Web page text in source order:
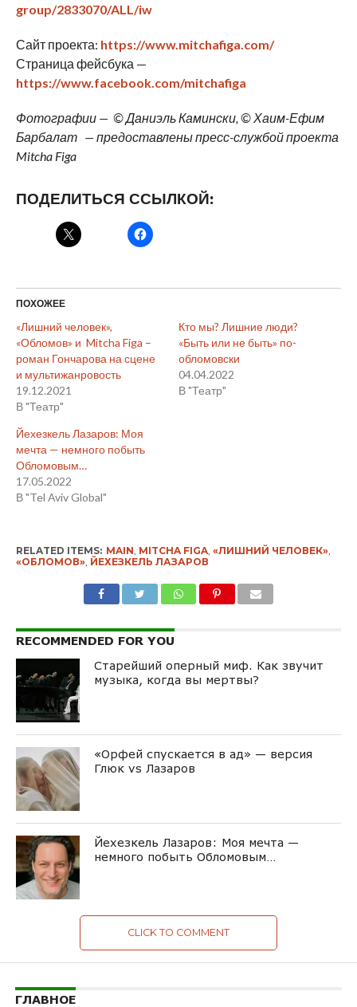
group/2833070/ALL/iw
Сайт проекта: https://www.mitchafiga.com/
Страница фейсбука —
https://www.facebook.com/mitchafiga
Фотографии — © Даниэль Камински, © Хаим-Ефим
Барбалат — предоставлены пресс-службой проекта
Mitcha Figa
ПОДЕЛИТЬСЯ ССЫЛКОЙ:
ПОХОЖЕЕ
«Лишний человек»,
«Обломов» и Mitcha Figa –
роман Гончарова на сцене
и мультижанровость
19.12.2021
В "Театр"
Кто мы? Лишние люди?
«Быть или не быть» по-
обломовски
04.04.2022
В "Театр"
Йехезкель Лазаров: Моя
мечта — немного побыть
Обломовым…
17.05.2022
В "Tel Aviv Global"
RELATED ITEMS: MAIN MITCHA FIGA, «ЛИШНИЙ ЧЕЛОВЕК»,
«ОБЛОМОВ», ЙЕХЕЗКЕЛЬ ЛАЗАРОВ
RECOMMENDED FOR YOU
Старейший оперный миф. Как звучит
музыка, когда вы мертвы?
«Орфей спускается в ад» — версия
Глюк vs Лазаров
Йехезкель Лазаров: Моя мечта —
немного побыть Обломовым…
CLICK TO COMMENT
ГЛАВНОЕ